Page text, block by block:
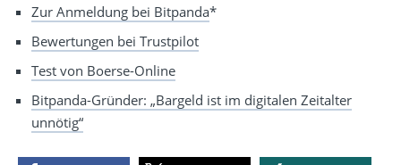
Zur Anmeldung bei Bitpanda*
Bewertungen bei Trustpilot
Test von Boerse-Online
Bitpanda-Gründer: „Bargeld ist im digitalen Zeitalter
unnötig“